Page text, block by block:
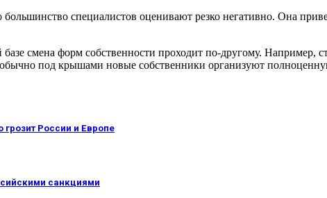
большинство специалистов оценивают резко негативно. Она
базе смена форм собственности проходит по-другому. Например,
обычно под крышами новые собственники организуют
грозит России и Европе
санкциями